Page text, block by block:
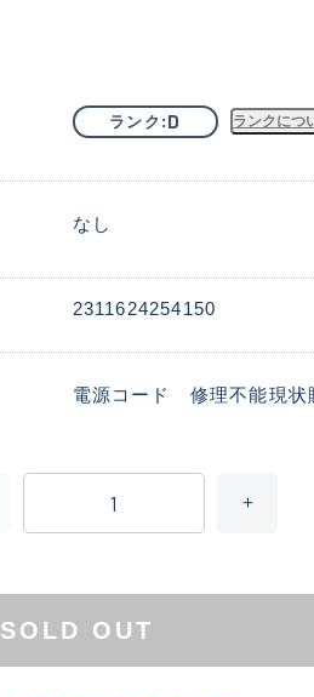
ランク D ランクにつ
なし
2311624254150
電源コード 修理不能現状
SOLD OUT